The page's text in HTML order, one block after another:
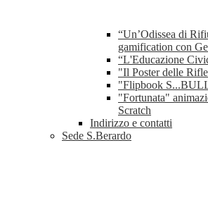
“Un’Odissea di
gamification con
“L'Educazione
"Il Poster delle
"Flipbook
"Fortunata"
Scratch
Indirizzo e contatti
Sede S.Berardo